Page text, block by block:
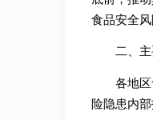
食品安全风
二、
各地
险隐患内